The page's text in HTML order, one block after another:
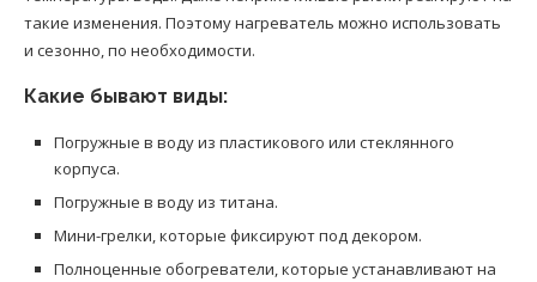
такие изменения. Поэтому нагреватель можно использовать
и сезонно, по необходимости.
Какие бывают виды:
Погружные в воду из пластикового или стеклянного
корпуса.
Погружные в воду из титана.
Мини-грелки, которые фиксируют под декором.
Полноценные обогреватели, которые устанавливают на